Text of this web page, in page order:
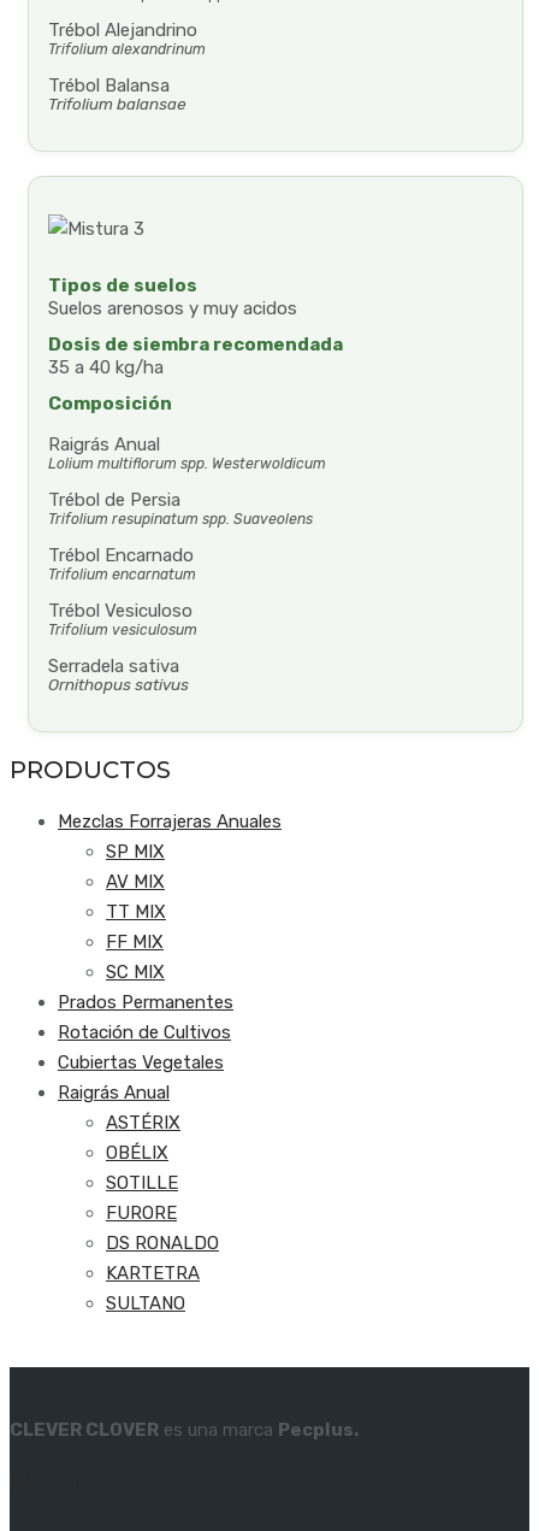
Trébol Alejandrino
Trifolium alexandrinum
Trébol Balansa
Trifolium balansae
Tipos de suelos
Suelos arenosos y muy acidos
Dosis de siembra recomendada
35 a 40 kg/ha
Composición
Raigrás Anual
Lolium multiflorum spp. Westerwoldicum
Trébol de Persia
Trifolium resupinatum spp. Suaveolens
Trébol Encarnado
Trifolium encarnatum
Trébol Vesiculoso
Trifolium vesiculosum
Serradela sativa
Ornithopus sativus
PRODUCTOS
Mezclas Forrajeras Anuales
SP MIX
AV MIX
TT MIX
FF MIX
SC MIX
Prados Permanentes
Rotación de Cultivos
Cubiertas Vegetales
Raigrás Anual
ASTÉRIX
OBÉLIX
SOTILLE
FURORE
DS RONALDO
KARTETRA
SULTANO
CLEVER CLOVER es una marca Pecplus.